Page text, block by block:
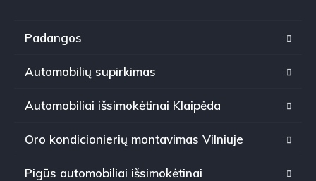
Padangos
Automobilių supirkimas
Automobiliai išsimokėtinai Klaipėda
Oro kondicionierių montavimas Vilniuje
Pigūs automobiliai išsimokėtinai